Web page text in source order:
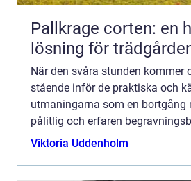
Pallkrage corten: en
lösning för
När den svåra stunden kommer
stående inför de praktiska och
utmaningarna som en bortgång
pålitlig och erfaren
skillna...
Viktoria Uddenholm